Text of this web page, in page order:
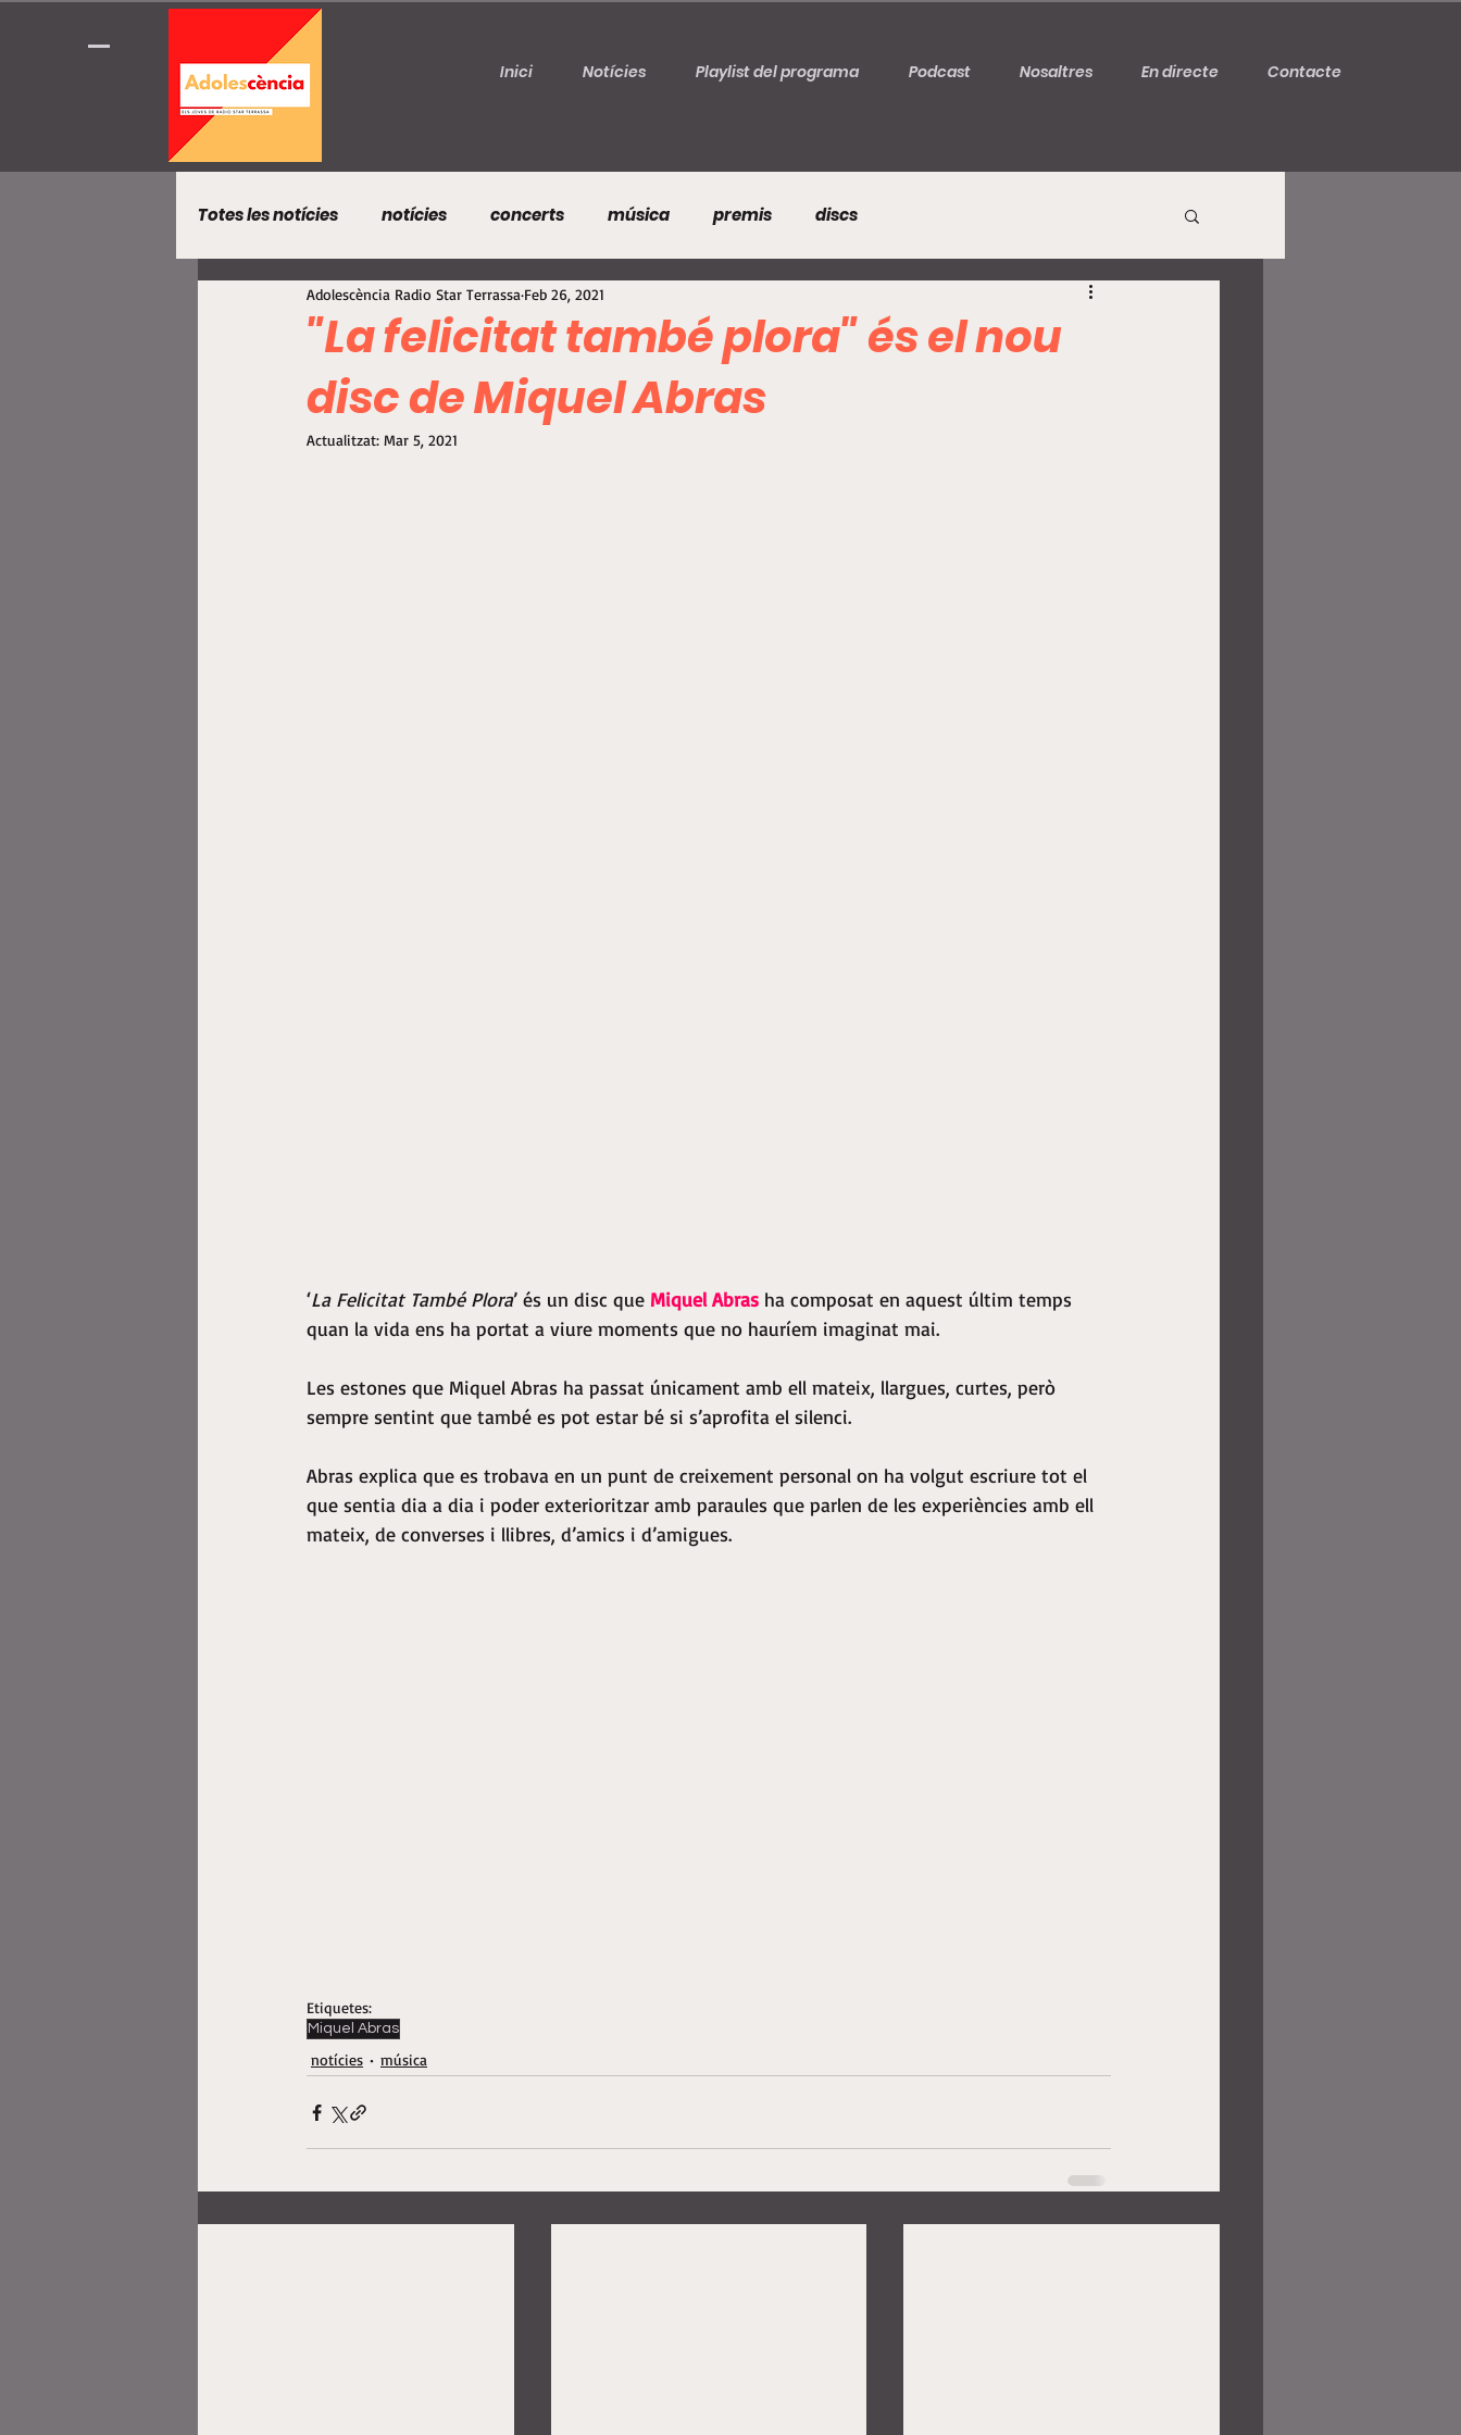
Inici Notícies Playlist del programa Podcast Nosaltres En directe Contacte
Totes les notícies notícies concerts música premis discs
"La felicitat també plora" és el nou
disc de Miquel Abras
Adolescència Radio Star Terrassa Feb 26, 2021
Actualitzat: Mar 5, 2021
‘La Felicitat També Plora’ és un disc que Miquel Abras ha composat en aquest últim temps
quan la vida ens ha portat a viure moments que no hauríem imaginat mai.
Les estones que Miquel Abras ha passat únicament amb ell mateix, llargues, curtes, però
sempre sentint que també es pot estar bé si s’aprofita el silenci.
Abras explica que es trobava en un punt de creixement personal on ha volgut escriure tot el
que sentia dia a dia i poder exterioritzar amb paraules que parlen de les experiències amb ell
mateix, de converses i llibres, d’amics i d’amigues.
Etiquetes:
Miquel Abras
notícies música